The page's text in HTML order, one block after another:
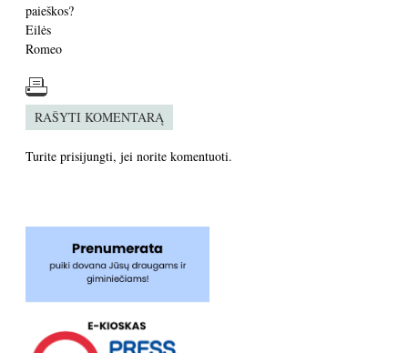
paieškos?
Eilės
Romeo
RAŠYTI KOMENTARĄ
Turite prisijungti, jei norite komentuoti.